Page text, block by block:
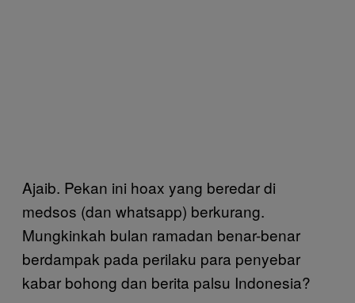
Ajaib. Pekan ini hoax yang beredar di
medsos (dan whatsapp) berkurang.
Mungkinkah bulan ramadan benar-benar
berdampak pada perilaku para penyebar
kabar bohong dan berita palsu Indonesia?